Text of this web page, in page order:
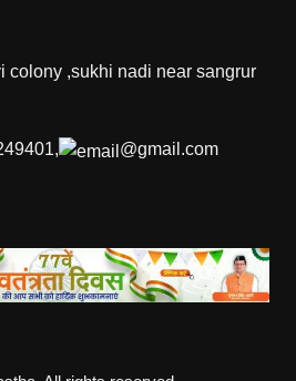
colony ,sukhi nadi near sangrur
@gmail.com